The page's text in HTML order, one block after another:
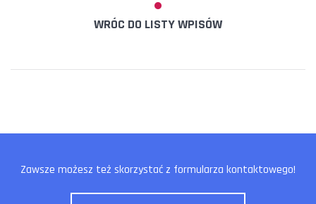
WRÓC DO LISTY WPISÓW
Zawsze możesz też skorzystać z formularza kontaktowego!